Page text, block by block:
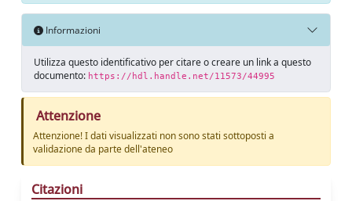
Informazioni
Utilizza questo identificativo per citare o creare un link a questo
documento: https://hdl.handle.net/11573/44995
Attenzione
Attenzione! I dati visualizzati non sono stati sottoposti a
validazione da parte dell'ateneo
Citazioni